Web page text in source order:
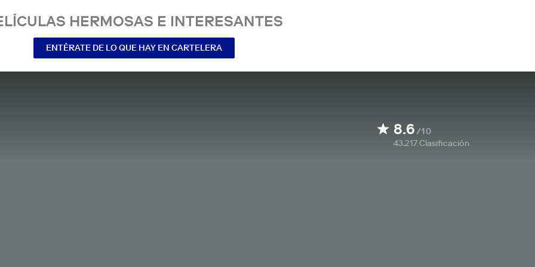
HERMOSAS E INTERESANTES
ENTÉRATE DE LO QUE HAY EN CARTELERA
8.6/10
43.217Clasificación